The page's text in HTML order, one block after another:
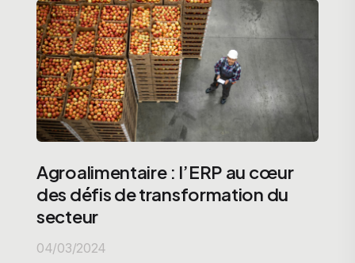
Agroalimentaire : l’ERP au cœur
des défis de transformation du
secteur
04/03/2024